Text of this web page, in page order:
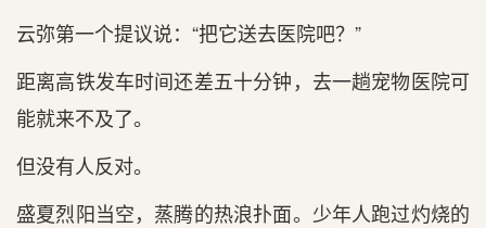
云弥第一个提议说：“把它送去医院吧？”
距离高铁发车时间还差五十分钟，去一趟宠物医院可
能就来不及了。
但没有人反对。
盛夏烈阳当空，蒸腾的热浪扑面。少年人跑过灼烧的